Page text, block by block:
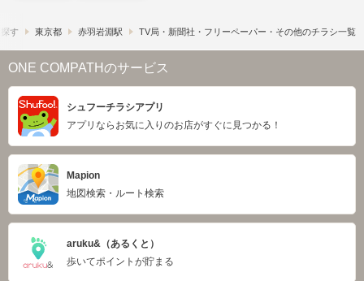
す 東京都 赤羽岩淵駅 TV局・新聞社・フリーペーパー・その他のチラシ一覧
ONE COMPATHのサービス
シュフーチラシアプリ
アプリならお気に入りのお店がすぐに見つかる！
Mapion
地図検索・ルート検索
aruku&（あるくと）
歩いてポイントが貯まる